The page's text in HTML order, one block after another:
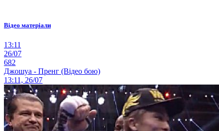
Відео матеріали
13:11
26/07
682
Джошуа - Пренг (Відео бою)
13:11, 26/07